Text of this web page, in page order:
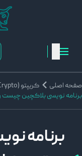
اصلی
کریپتو (Crypto)
نویسی بلاکچین چیست
برنامه